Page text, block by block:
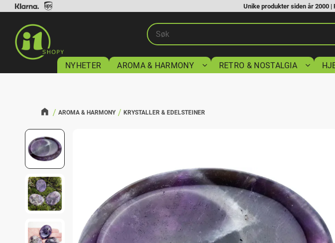
Unike produkter siden år 2000
NYHETER AROMA & HARMONY RETRO & NOSTALGIA
AROMA & HARMONY KRYSTALLER & EDELSTEINER